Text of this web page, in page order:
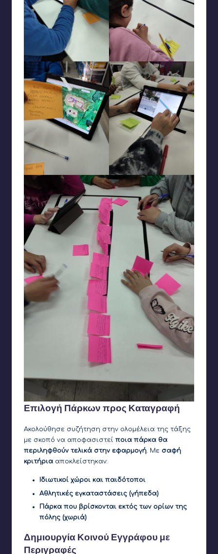
Επιλογή Πάρκων προς Καταγραφή
Ακολούθησε συζήτηση στην ολομέλεια της τάξης
με σκοπό να αποφασιστεί ποια πάρκα θα
περιληφθούν τελικά στην εφαρμογή. Με σαφή
κριτήρια αποκλείστηκαν:
Ιδιωτικοί χώροι και παιδότοποι
Αθλητικές εγκαταστάσεις (γήπεδα)
Πάρκα που βρίσκονται εκτός των ορίων της
πόλης (χωριά)
Δημιουργία Κοινού Εγγράφου με
Περιγραφές